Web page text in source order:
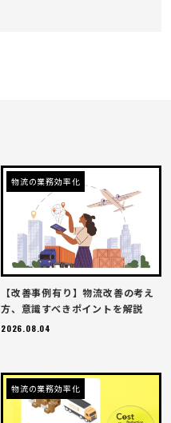
物流の業務効率化
【改善事例有り】物流改善の考え
方、意識すべきポイントを解説
2026.08.04
物流の業務効率化